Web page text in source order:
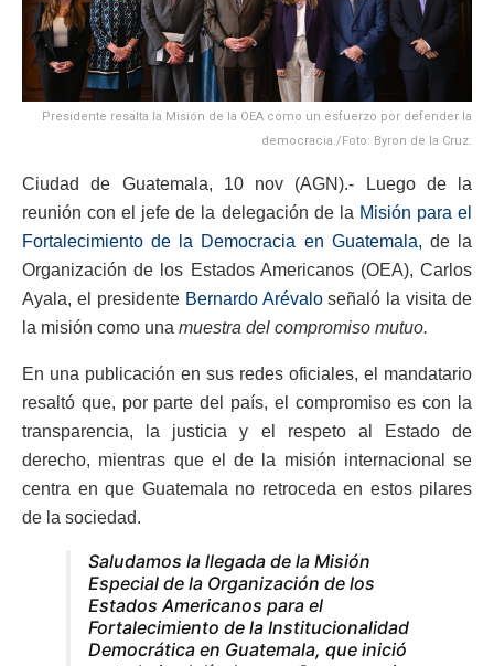
Presidente resalta la Misión de la OEA como un esfuerzo por defender la
democracia./Foto: Byron de la Cruz.
Ciudad de Guatemala, 10 nov (AGN).- Luego de la
reunión con el jefe de la delegación de la Misión para el
Fortalecimiento de la Democracia en Guatemala, de la
Organización de los Estados Americanos (OEA), Carlos
Ayala, el presidente Bernardo Arévaloseñaló la visita de
la misión como una muestra del compromiso mutuo.
En una publicación en sus redes oficiales, el mandatario
resaltó que, por parte del país, el compromiso es con la
transparencia, la justicia y el respeto al Estado de
derecho, mientras que el de la misión internacional se
centra en que Guatemala no retroceda en estos pilares
de la sociedad.
Saludamos la llegada de la Misión
Especial de la Organización de los
Estados Americanos para el
Fortalecimiento de la Institucionalidad
Democrática en Guatemala, que inició